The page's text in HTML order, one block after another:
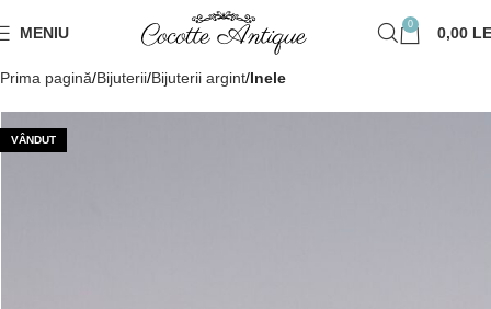
MENIU 0 0,00
Prima pagină Bijuterii Bijuterii argint Inele
VÂNDUT